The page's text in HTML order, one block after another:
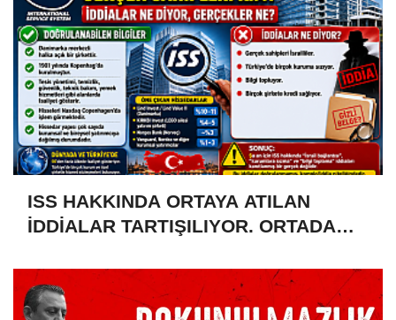
ISS HAKKINDA ORTAYA ATILAN
İDDİALAR TARTIŞILIYOR. ORTADA
VAR?